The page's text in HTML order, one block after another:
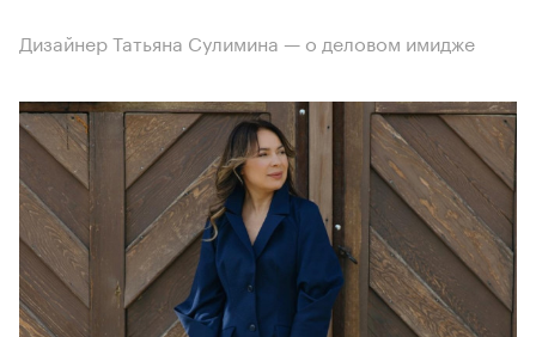
Дизайнер Татьяна Сулимина — о деловом имидже